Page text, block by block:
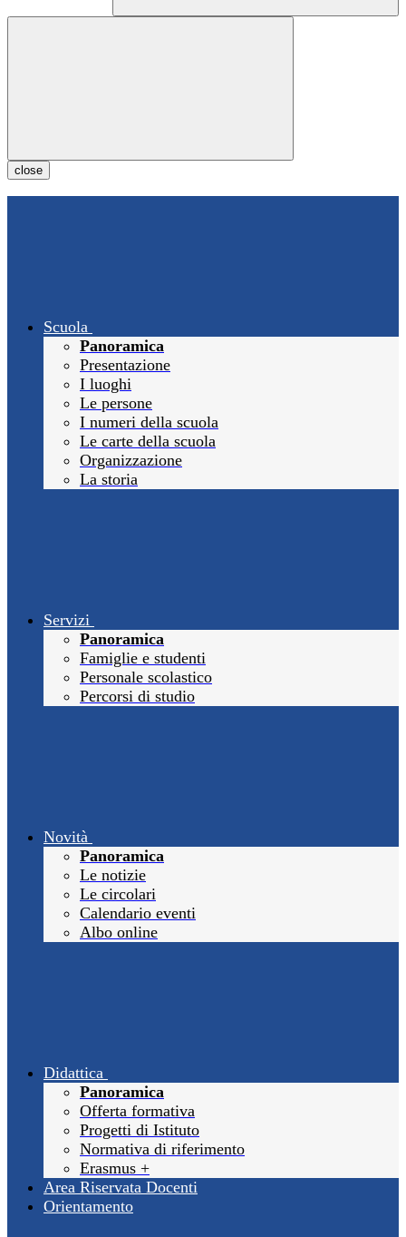
close
Scuola
Panoramica
Presentazione
I luoghi
Le persone
I numeri della scuola
Le carte della scuola
Organizzazione
La storia
Servizi
Panoramica
Famiglie e studenti
Personale scolastico
Percorsi di studio
Novità
Panoramica
Le notizie
Le circolari
Calendario eventi
Albo online
Didattica
Panoramica
Offerta formativa
Progetti di Istituto
Normativa di riferimento
Erasmus +
Area Riservata Docenti
Orientamento